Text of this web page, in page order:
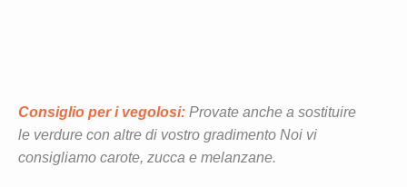
Consiglio per i vegolosi: Provate anche a sostituire
le verdure con altre di vostro gradimento Noi vi
consigliamo carote, zucca e melanzane.